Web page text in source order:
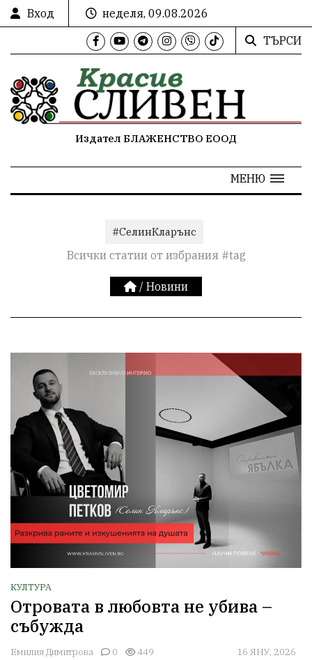
Вход
неделя, 09.08.2026
ТЪРСИ
Издател БЛАЖЕНСТВО ЕООД
МЕНЮ
#СелинКларънс
Всички статии от избрания #tag
/ Новини
КУЛТУРА
Отровата в любовта не убива –
събужда
Емилия Димитрова 0 449 16 ЯНУ, 2026